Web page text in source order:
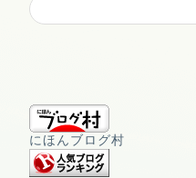
にほんブログ村